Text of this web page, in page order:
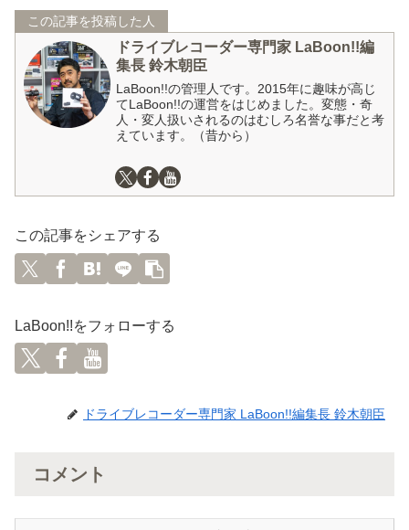
この記事を投稿した人
ドライブレコーダー専門家 LaBoon!!編
集長 鈴木朝臣
LaBoon!!の管理人です。2015年に趣味が高じ
てLaBoon!!の運営をはじめました。変態・奇
人・変人扱いされるのはむしろ名誉な事だと考
えています。（昔から）
この記事をシェアする
LaBoon!!をフォローする
ドライブレコーダー専門家 LaBoon!!編集長 鈴木朝臣
コメント